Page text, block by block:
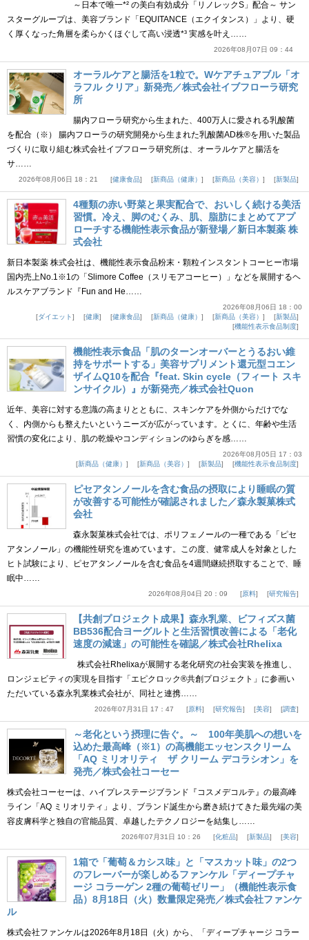
～日本で唯一*² の美白有効成分「リノレックS」配合～ サン
スターグループは、美容ブランド「EQUITANCE（エクイタンス）」より、硬
く厚くなった角層を柔らかくほぐして高い浸透*³ 実感を叶え……
2026年08月07日 09：44
オーラルケアと腸活を1粒で。Wケアチュアブル「オ
ラフル クリア」新発売／株式会社イブフローラ研究
所
腸内フローラ研究から生まれた、400万人に愛される乳酸菌
を配合（※） 腸内フローラの研究開発から生まれた乳酸菌AD株®を用いた製品
づくりに取り組む株式会社イブフローラ研究所は、オーラルケアと腸活を
サ……
2026年08月06日 18：21 健康食品 新商品（健康） 新商品（美容） 新製品
4種類の赤い野菜と果実配合で、おいしく続ける美活
習慣。冷え、脚のむくみ、肌、脂肪にまとめてアプ
ローチする機能性表示食品が新登場／新日本製薬 株
式会社
新日本製薬 株式会社は、機能性表示食品粉末・顆粒インスタントコーヒー市場
国内売上No.1※1の「Slimore Coffee（スリモアコーヒー）」などを展開するヘ
ルスケアブランド『Fun and He……
2026年08月06日 18：00
ダイエット
健康 健康食品 新商品（健康） 新商品（美容）
新製品
機能性表示食品制度
機能性表示食品「肌のターンオーバーとうるおい維
持をサポートする」美容サプリメント還元型コエン
ザイムQ10を配合『feat. Skin cycle（フィート スキ
ンサイクル）』が新発売／株式会社Quon
近年、美容に対する意識の高まりとともに、スキンケアを外側からだけでな
く、内側からも整えたいというニーズが広がっています。とくに、年齢や生活
習慣の変化により、肌の乾燥やコンディションのゆらぎを感……
2026年08月05日 17：03
新商品（健康）
新商品（美容） 新製品 機能性表示食品制度
ピセアタンノールを含む食品の摂取により睡眠の質
が改善する可能性が確認されました／森永製菓株式
会社
森永製菓株式会社では、ポリフェノールの一種である「ピセ
アタンノール」の機能性研究を進めています。この度、健常成人を対象とした
ヒト試験により、ピセアタンノールを含む食品を4週間継続摂取することで、睡
眠中……
2026年08月04日 20：09 原料 研究報告
【共創プロジェクト成果】森永乳業、ビフィズス菌
BB536配合ヨーグルトと生活習慣改善による「老化
速度の減速」の可能性を確認／株式会社Rhelixa
株式会社Rhelixaが展開する老化研究の社会実装を推進し、
ロンジェビティの実現を目指す「エピクロック®共創プロジェクト」に参画い
ただいている森永乳業株式会社が、同社と連携……
2026年07月31日 17：47 原料 研究報告 美容 調査
～老化という摂理に告ぐ。～ 100年美肌への想いを
込めた最高峰（※1）の高機能エッセンスクリーム
「AQ ミリオリティ ザ クリーム デコラシオン」を
発売／株式会社コーセー
株式会社コーセーは、ハイプレステージブランド『コスメデコルテ』の最高峰
ライン「AQ ミリオリティ」より、ブランド誕生から磨き続けてきた最先端の美
容皮膚科学と独自の官能品質、卓越したテクノロジーを結集し……
2026年07月31日 10：26 化粧品 新製品 美容
1箱で「葡萄＆カシス味」と「マスカット味」の2つ
のフレーバーが楽しめるファンケル「ディープチャ
ージ コラーゲン 2種の葡萄ゼリー」（機能性表示食
品）8月18日（火）数量限定発売／株式会社ファンケ
ル
株式会社ファンケルは2026年8月18日（火）から、「ディープチャージ コラー